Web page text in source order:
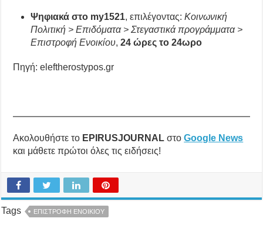
Ψηφιακά στο my1521, επιλέγοντας:Κοινωνική
Πολιτική > Επιδόματα > Στεγαστικά προγράμματα >
Επιστροφή Ενοικίου,24 ώρες το 24ωρο
Πηγή: eleftherostypos.gr
Ακολουθήστε το EPIRUSJOURNAL στοGoogle News
και μάθετε πρώτοι όλες τις ειδήσεις!
Tags ΕΠΙΣΤΡΟΦΗ ΕΝΟΙΚΙΟΥ